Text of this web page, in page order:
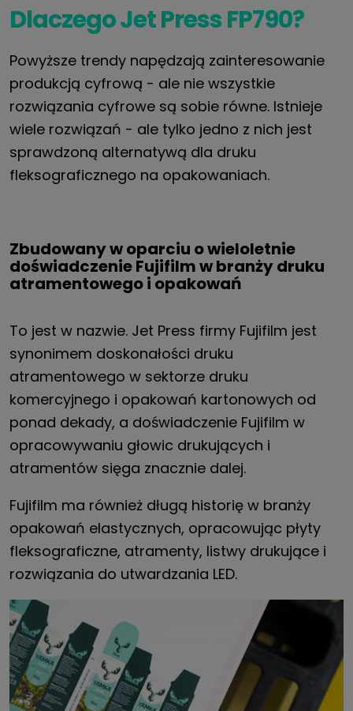
Dlaczego Jet Press FP790?
Powyższe trendy napędzają zainteresowanie
produkcją cyfrową - ale nie wszystkie
rozwiązania cyfrowe są sobie równe. Istnieje
wiele rozwiązań - ale tylko jedno z nich jest
sprawdzoną alternatywą dla druku
fleksograficznego na opakowaniach.
Zbudowany w oparciu o wieloletnie
doświadczenie Fujifilm w branży druku
atramentowego i opakowań
To jest w nazwie. Jet Press firmy Fujifilm jest
synonimem doskonałości druku
atramentowego w sektorze druku
komercyjnego i opakowań kartonowych od
ponad dekady, a doświadczenie Fujifilm w
opracowywaniu głowic drukujących i
atramentów sięga znacznie dalej.
Fujifilm ma również długą historię w branży
opakowań elastycznych, opracowując płyty
fleksograficzne, atramenty, listwy drukujące i
rozwiązania do utwardzania LED.